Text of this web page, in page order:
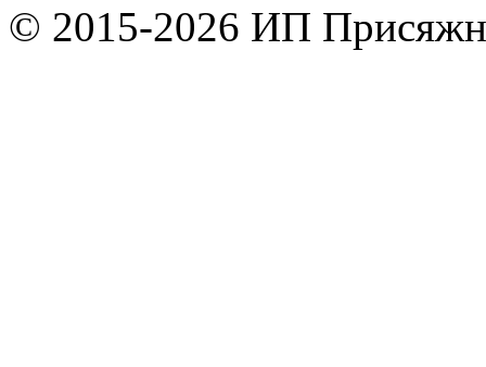
© 2015-2026 ИП